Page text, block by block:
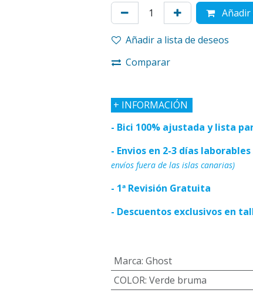
Añadir
Añadir a lista de deseos
Comparar
+ INFORMACIÓN
- Bici 100% ajustada y lista
- Envios en 2-3 días laborables
envíos fuera de las islas canarias)
- 1ª Revisión Gratuita
- Descuentos exclusivos en
Marca: Ghost
COLOR: Verde bruma